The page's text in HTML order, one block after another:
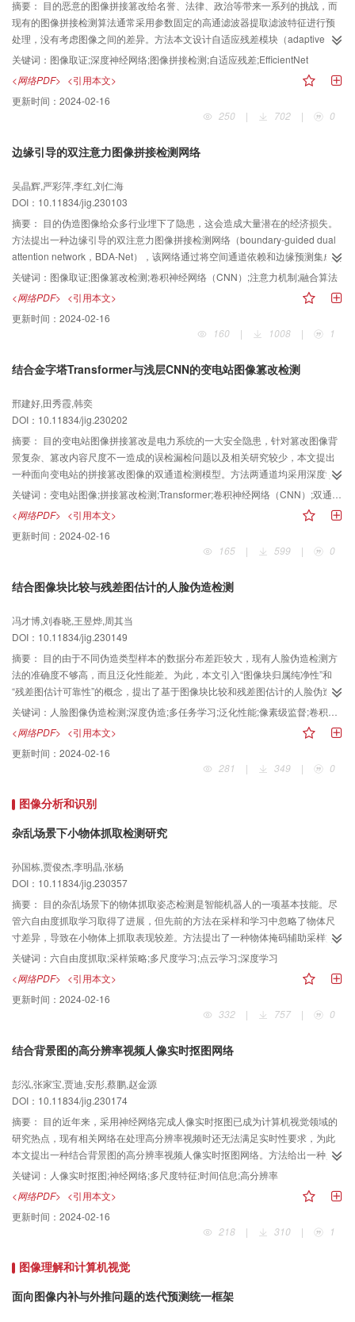
similarity index measure）指标，并比排名第2的通用深度隐藏方法提高了12
dB的PSNR值和0.006的SSIM值；在有无攻击两种环境下，本文方法均能保持
很高的ACC（accuracy）和F1指标，在攻击环境下比排名第2位的
StegaStamp（steganography stamp）方法提高了0.262的F1分数。与同网络
0.284的F1分数；在有攻击环境下，本文算法提高了0.316的ACC和0.524的F1
分数，水印提取的准确性更高。结论本文算法在图像质量和水印鲁棒性方面获
得了更优的效果，摆脱了透视畸变矫正的限制，拓宽了屏摄水印的应用范围。
摘要： 目的恶意的图像拼接篡改给名誉、法律、政治等带来一系列的挑战，而
现有的图像拼接检测算法通常采用参数固定的高通滤波器提取滤波特征进行预
处理，没有考虑图像之间的差异。方法本文设计自适应残差模块（adaptive
residuals module， ARM）凸显拼接篡改痕迹，将卷积运算后的残差多次拼
接，且每次拼接后再利用注意力机制实现通道间的非线性交互。然后，使用通
道注意力SE（squeeze and excitation）模块以减少由ARM提取残差特征产生
的通道之间信息冗余，并以在图像分类领域获得卓越性能的EfficientNet（high-
efficiency network）为骨干网络，提出一种新的图像拼接检测算法。结果实验
database），CASIA II，COLUMBIA COLOR，NIST16（NIST special
98.88%，100%，100%，88.20%的检测准确率，获得比现有算法更高的准确
率。提出的ARM将骨干网络EfficientNet在CASIA II 数据集的准确率提高了
3.94%以上。结论提出的基于自适应残差的图像拼接检测算法充分考虑图像之
间的差异，凸显篡改区域与未篡改区域之间的区别，并获得更好的拼接检测结
果。
关键词： 图像取证;深度神经网络;图像拼接检测;自适应残差;EfficientNet
<网络PDF> <引用本文>
更新时间： 2024-02-16
250
| 702 | 0
边缘引导的双注意力图像拼接检测网络
吴晶辉,严彩萍,李红,刘仁海
DOI：10.11834/jig.230103
摘要： 目的伪造图像给众多行业埋下了隐患，这会造成大量潜在的经济损失。
方法提出一种边缘引导的双注意力图像拼接检测网络（boundary-guided dual
attention network，BDA-Net），该网络通过将空间通道依赖和边缘预测集成到
网络提取的特征中来得到预测结果。首先，提出一种称为预测分支的编解码模
型，该分支作为模型的主干网络，可以提取和融合不同分辨率的特征图。其
次，为了捕捉不同维度的依赖关系并增强网络对感兴趣区域的关注能力，设计
了一个沿多维度进行特征编码的坐标—空间注意力模块（coordinate-spatial
attention module，CSAM）。最后，设计了一条边缘引导分支来捕获篡改区域
验使用4个图像拼接数据集与多种方法进行比较，评价指标为F1值。在
Splicing（National Institute of Standards and Technology 16 Splicing）数据
集中，F1值与最好的模型略有差距。而在检测难度更高的CASIA2.0
Splicing（Chinese Academy of Sciences Institute of Automation Dataset 2.0
Splicing）和IMD2020（Image Manipulated Datasets 2020）数据集中，BDA-
Net 的F1值相比排名第2的模型分别提高了15.3%和11.9%。为了验证模型的鲁
棒性，还对图像施加JPEG压缩、高斯模糊、锐化、高斯噪声和椒盐噪声攻击。
深度学习模型的优点和图像拼接检测领域的专业知识，能有效提升模型性能。
与现有的检测方法相比，具有更强的检测能力和更好的稳定性。
关键词： 图像取证;图像篡改检测;卷积神经网络（CNN）;注意力机制;融合算法
<网络PDF> <引用本文>
更新时间： 2024-02-16
160
| 1008 | 1
结合金字塔Transformer与浅层CNN的变电站图像篡改检测
邢建好,田秀霞,韩奕
DOI：10.11834/jig.230202
摘要： 目的变电站图像拼接篡改是电力系统的一大安全隐患，针对篡改图像背
景复杂、篡改内容尺度不一造成的误检漏检问题以及相关研究较少，本文提出
一种面向变电站的拼接篡改图像的双通道检测模型。方法两通道均采用深度学
习方法自适应提取篡改图像和残差图像的特征，其中篡改图像包含丰富的色彩
特征和内容信息，残差图像重点凸显了篡改区域的边缘，有效应对了篡改图像
多样性导致的篡改特征提取困难问题；将特征金字塔结构Transformer通道作为
网络主分支，通过全局交互机制获取图像全局信息，建立关键点之间的联系，
使模型具备良好的泛化性和多尺度特征处理能力；引入浅层卷积神经网络
域的边缘特征，使模型在整体轮廓上更容易定位篡改区域。结果实验在自制变
SSSTD）、CASIA（Chinese Academy of Sciences Institute of Automation
dataset）和NIST16（National Institute of Standards and Technology 16）上
与4种同类型方法进行比较。定量上看，在SSSTD数据集中，本文模型相对性
能第2的模型在精确率、召回率、F1和平均精度上分别提高了0.12%、2.17%、
1.24%和7.71%；在CASIA和NIST16数据集中，本文模型也取得了最好成绩。
定性上看，所提模型减少了误检和漏检，同时定位精度更高。结论本文提出的
势，提高了模型的检测精度，适用于复杂变电站场景下的篡改目标检测。
关键词： 变电站图像;拼接篡改检测;Transformer;卷积神经网络（CNN）;双通道网络;特征金字塔结构;浅层网络
<网络PDF> <引用本文>
更新时间： 2024-02-16
165
| 599 | 0
结合图像块比较与残差图估计的人脸伪造检测
冯才博,刘春晓,王昱烨,周其当
DOI：10.11834/jig.230149
摘要： 目的由于不同伪造类型样本的数据分布差距较大，现有人脸伪造检测方
法的准确度不够高，而且泛化性能差。为此，本文引入“图像块归属纯净性”和
“残差图估计可靠性”的概念，提出了基于图像块比较和残差图估计的人脸伪造检
测方法。方法除了骨干网络，本文的人脸伪造检测神经网络主要由纯净图像块
比较模块和可靠残差图估计模块两部分组成。为了避免在同时包含人脸和背景
像素的图像块上提取的混杂特征对于图像块比较的干扰，纯净图像块比较模块
中选择只包含人脸像素的纯净人脸图像块和只包含背景像素的纯净背景图像
块，通过比较两种图像块纯净特征之间的差异来检测伪造图像，图像块的纯净
边缘的像素比远离伪造边缘的像素具有较高的残差估计准确度，本文在可靠残
差图估计模块中根据像素到伪造边缘的距离设计了一个距离场加权的残差损失
来引导网络的训练过程，使网络重点关注输入图像与对应真实图像在伪造边缘
FF++（FaceForensics++）数据集上的测试结果显示：与对比算法中性能最好
的F2Trans-B相比，本文方法的准确率和AUC（area under the ROC curve）指
标分别提高了2.49%和3.31%，在FS（FaceSwap）与F2F（Face2Face）两种
伪造数据上的准确率指标分别提高了6.01%和3.99%。在泛化性能方面，与11
种已有方法在交叉数据集上的测试结果显示：本文方法与其中性能最好的方法
相比，在CDF（Celeb-DF）数据集上的视频AUC指标和图像AUC指标分别提高
了1.85%和1.03%。结论与对比方法相比，由于提高了特征信息的纯净性和可靠
关键词： 人脸图像伪造检测;深度伪造;多任务学习;泛化性能;像素级监督;卷积神经网络
<网络PDF> <引用本文>
更新时间： 2024-02-16
281
| 349 | 0
图像分析和识别
杂乱场景下小物体抓取检测研究
孙国栋,贾俊杰,李明晶,张杨
DOI：10.11834/jig.230357
摘要： 目的杂乱场景下的物体抓取姿态检测是智能机器人的一项基本技能。尽
管六自由度抓取学习取得了进展，但先前的方法在采样和学习中忽略了物体尺
寸差异，导致在小物体上抓取表现较差。方法提出了一种物体掩码辅助采样方
法，在所有物体上采样相同的点以平衡抓取分布，解决了采样点分布不均匀问
题。此外，学习时采用多尺度学习策略，在物体部分点云上使用多尺度圆柱分
组以提升局部几何表示能力，解决了由物体尺度差异导致的学习抓取操作参数
困难问题。通过设计一个端到端的抓取网络，嵌入了提出的采样和学习方法，
能够有效提升物体抓取检测性能。结果在大型基准数据集GraspNet-1Billion上
平均提升了7%，大量的真实机器人实验也表明该方法具有抓取未知物体的良好
入到提出的端到端学习网络中，并引入了多尺度分组学习策略提高物体的局部
几何表示，能够有效提升在小尺寸物体上的抓取质量，并在所有物体上的抓取
评估结果都超过了对比方法。
关键词： 六自由度抓取;采样策略;多尺度学习;点云学习;深度学习
<网络PDF> <引用本文>
更新时间： 2024-02-16
332
| 757 | 0
结合背景图的高分辨率视频人像实时抠图网络
彭泓,张家宝,贾迪,安彤,蔡鹏,赵金源
DOI：10.11834/jig.230174
摘要： 目的近年来，采用神经网络完成人像实时抠图已成为计算机视觉领域的
研究热点，现有相关网络在处理高分辨率视频时还无法满足实时性要求，为此
本文提出一种结合背景图的高分辨率视频人像实时抠图网络。方法给出一种由
基准网络和精细化网络构成的双层网络，在基准网络中，视频帧通过编码器模
块提取图像的多尺度特征，采用金字塔池化模块融合这些特征作为循环解码器
网络的输入；在循环解码器中，通过残差门控循环单元聚合连续视频帧间的时
间信息，以此生成蒙版图、前景残差图和隐藏特征图，采用残差结构降低模型
参数量并提高网络的实时性。为提高高分辨率图像实时抠图性能，在精细化网
的方式生成高质量人像抠图结果。结果与近年来的相关网络模型进行实验对
比，实验结果表明，本文方法在高分辨率数据集Human2K上优于现有相关方
法，在评价指标（绝对误差、均方误差、梯度、连通性）上分别提升了
关键词： 人像实时抠图;神经网络;多尺度特征;时间信息;高分辨率
<网络PDF> <引用本文>
更新时间： 2024-02-16
218
| 310 | 1
图像理解和计算机视觉
面向图像内补与外推问题的迭代预测统一框架